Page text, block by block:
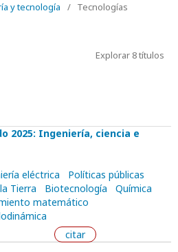
y tecnología / Tecnologías
Explorar 8 títulos
2025: Ingeniería, ciencia e
eléctrica
Políticas públicas
Tierra Biotecnología
Química
matemático
citar